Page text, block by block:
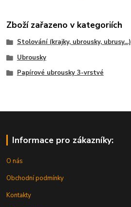
Zboží zařazeno v kategoriích
Stolování (krajky, ubrousky, ubrusy...)
Ubrousky
Papírové ubrousky 3-vrstvé
Informace pro zákazníky:
O nás
Obchodní podmínky
Kontakty